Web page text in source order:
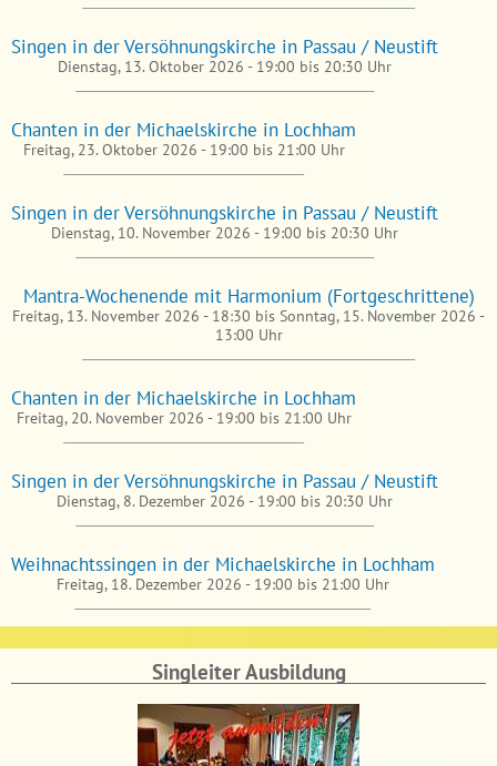
Singen in der Versöhnungskirche in Passau / Neustift
Dienstag, 13. Oktober 2026 - 19:00 bis 20:30 Uhr
Chanten in der Michaelskirche in Lochham
Freitag, 23. Oktober 2026 - 19:00 bis 21:00 Uhr
Singen in der Versöhnungskirche in Passau / Neustift
Dienstag, 10. November 2026 - 19:00 bis 20:30 Uhr
Mantra-Wochenende mit Harmonium (Fortgeschrittene)
Freitag, 13. November 2026 - 18:30 bis Sonntag, 15. November 2026 -
13:00 Uhr
Chanten in der Michaelskirche in Lochham
Freitag, 20. November 2026 - 19:00 bis 21:00 Uhr
Singen in der Versöhnungskirche in Passau / Neustift
Dienstag, 8. Dezember 2026 - 19:00 bis 20:30 Uhr
Weihnachtssingen in der Michaelskirche in Lochham
Freitag, 18. Dezember 2026 - 19:00 bis 21:00 Uhr
Singleiter Ausbildung